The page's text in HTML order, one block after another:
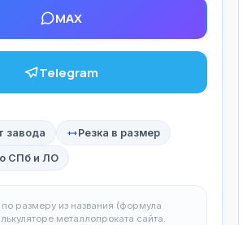
MAX
Telegram
завода Резка в размер
СПб и ЛО
размеру из названия (формула
металлопроката сайта.